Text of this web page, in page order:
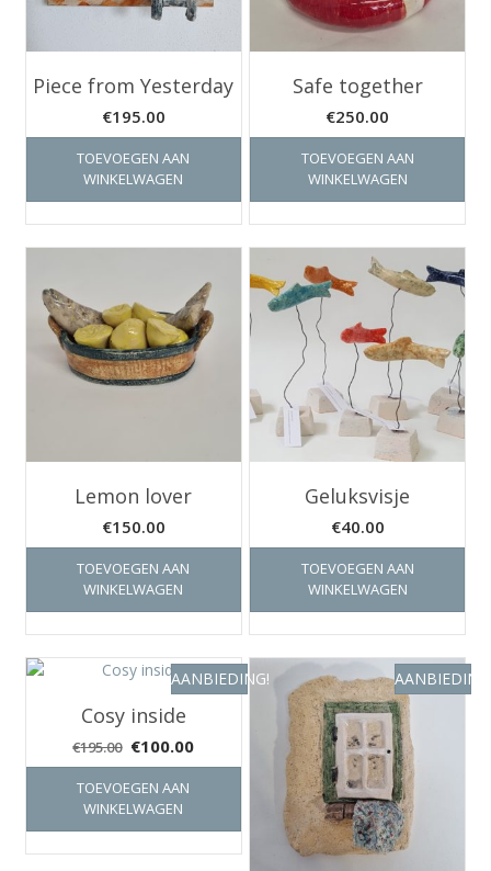
Piece from Yesterday
€195.00
TOEVOEGEN AAN
WINKELWAGEN
Safe together
€250.00
TOEVOEGEN AAN
WINKELWAGEN
Lemon lover
€150.00
TOEVOEGEN AAN
WINKELWAGEN
Geluksvisje
€40.00
TOEVOEGEN AAN
WINKELWAGEN
AANBIEDING!
Cosy inside
€195.00 Oorspronkelijke
prijs
was:
€195.00.
€100.00Huidige
prijs
TOEVOEGEN AAN
WINKELWAGEN